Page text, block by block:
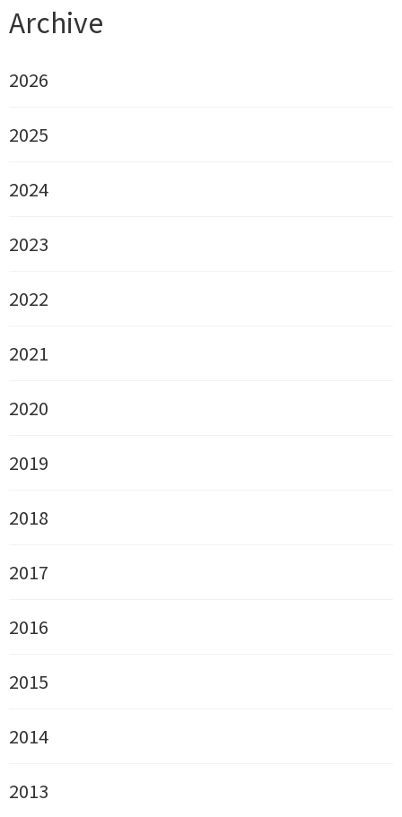
Archive
2026
2025
2024
2023
2022
2021
2020
2019
2018
2017
2016
2015
2014
2013